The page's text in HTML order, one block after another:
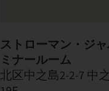
ストローマン・ジ
ミナールーム
北区中之島2-2-7 中